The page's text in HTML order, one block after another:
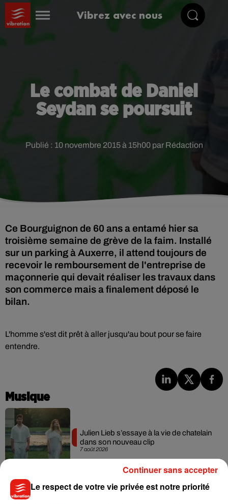
Vibrez avec nous
Le combat de Daniel
Seydan se poursuit
Publié : 10 novembre 2015 à 15h00 par Rédaction
Ce Bourguignon de 60 ans a entamé hier sa
troisième semaine de grève de la faim. Installé
sur un parking à Auxerre, il attend toujours de
recevoir le remboursement de l'entreprise de
maçonnerie qui devait réaliser les travaux dans
son commerce mais a finalement déposé le
bilan.
L'homme s'est dit prêt à aller jusqu'au bout pour se faire
entendre.
Musique
7 août 2026
Julien Lieb s’essaye à la vie de chatelain
dans son nouveau clip
Le respect de votre vie privée est notre priorité
Continuer sans accepter